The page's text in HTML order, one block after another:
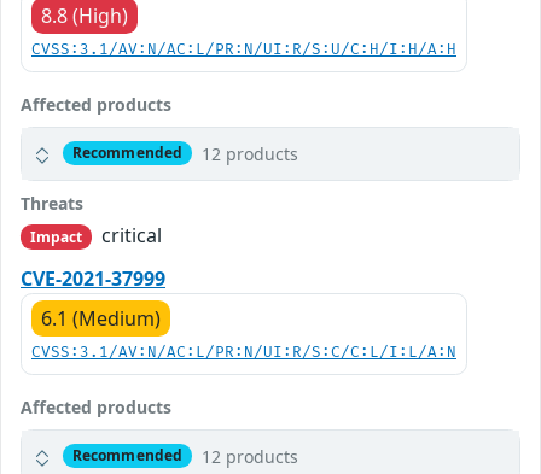
8.8 (High)
CVSS:3.1/AV:N/AC:L/PR:N/UI:R/S:U/C:H/I:H/A:H
Affected products
Recommended 12 products
Threats
Impact
critical
CVE-2021-37999
6.1 (Medium)
CVSS:3.1/AV:N/AC:L/PR:N/UI:R/S:C/C:L/I:L/A:N
Affected products
Recommended 12 products